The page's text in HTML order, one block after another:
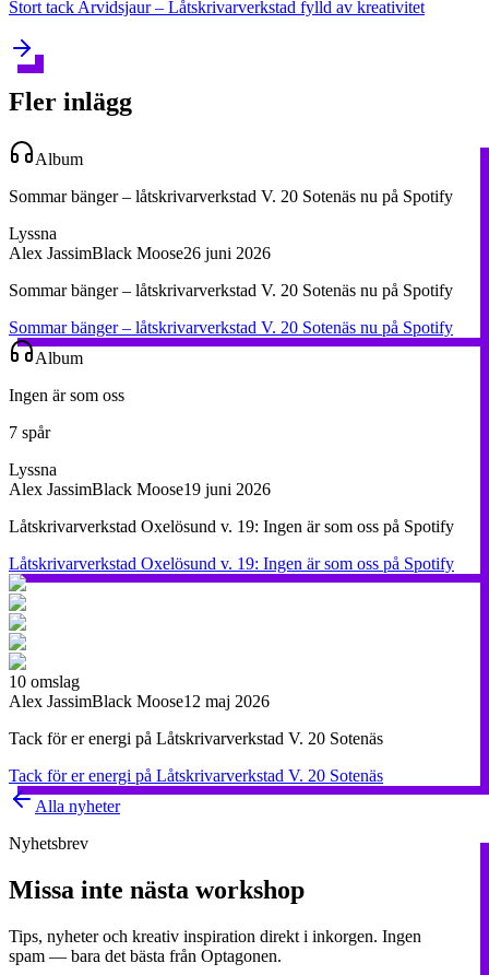
Stort tack Arvidsjaur – Låtskrivarverkstad fylld av kreativitet
Fler inlägg
Album
Sommar bänger – låtskrivarverkstad V. 20 Sotenäs nu på Spotify
Lyssna
Alex JassimBlack Moose26 juni 2026
Sommar bänger – låtskrivarverkstad V. 20 Sotenäs nu på Spotify
Sommar bänger – låtskrivarverkstad V. 20 Sotenäs nu på Spotify
Album
Ingen är som oss
7 spår
Lyssna
Alex JassimBlack Moose19 juni 2026
Låtskrivarverkstad Oxelösund v. 19: Ingen är som oss på Spotify
Låtskrivarverkstad Oxelösund v. 19: Ingen är som oss på Spotify
10 omslag
Alex JassimBlack Moose12 maj 2026
Tack för er energi på Låtskrivarverkstad V. 20 Sotenäs
Tack för er energi på Låtskrivarverkstad V. 20 Sotenäs
Alla nyheter
Nyhetsbrev
Missa inte nästa workshop
Tips, nyheter och kreativ inspiration direkt i inkorgen. Ingen
spam — bara det bästa från Optagonen.